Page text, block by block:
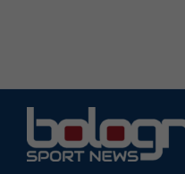
contenuto